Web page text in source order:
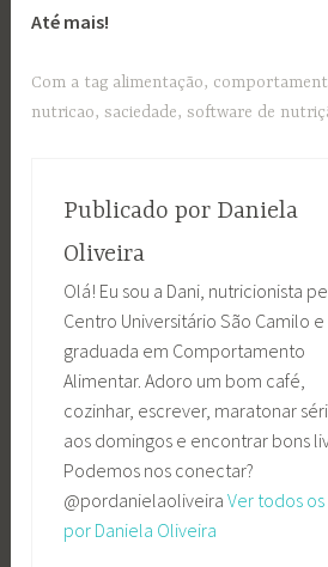
Até mais!
Com a tag alimentação,
nutricao,saciedade,software de
Publicado por Daniela
Oliveira
Olá! Eu sou a Dani, nutricionista
Centro Universitário São Camilo e
graduada em Comportamento
Alimentar. Adoro um bom café,
cozinhar, escrever, maratonar
aos domingos e encontrar bons
Podemos nos conectar?
@pordanielaoliveira Ver todos
por Daniela Oliveira